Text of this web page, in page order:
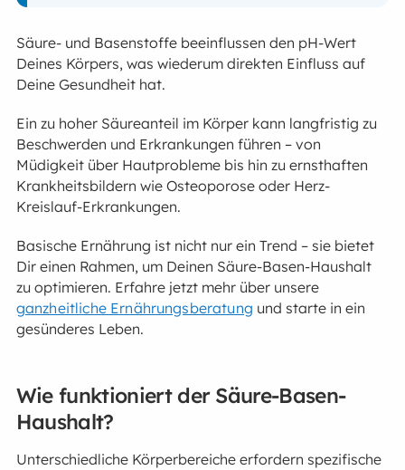
Säure- und Basenstoffe beeinflussen den pH-Wert
Deines Körpers, was wiederum direkten Einfluss auf
Deine Gesundheit hat.
Ein zu hoher Säureanteil im Körper kann langfristig zu
Beschwerden und Erkrankungen führen – von
Müdigkeit über Hautprobleme bis hin zu ernsthaften
Krankheitsbildern wie Osteoporose oder Herz-
Kreislauf-Erkrankungen.
Basische Ernährung ist nicht nur ein Trend – sie bietet
Dir einen Rahmen, um Deinen Säure-Basen-Haushalt
zu optimieren. Erfahre jetzt mehr über unsere
ganzheitliche Ernährungsberatung und starte in ein
gesünderes Leben.
Wie funktioniert der Säure-Basen-
Haushalt?
Unterschiedliche Körperbereiche erfordern spezifische